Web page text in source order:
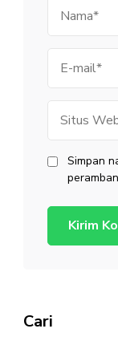
mail
Web
Simpan
Cari